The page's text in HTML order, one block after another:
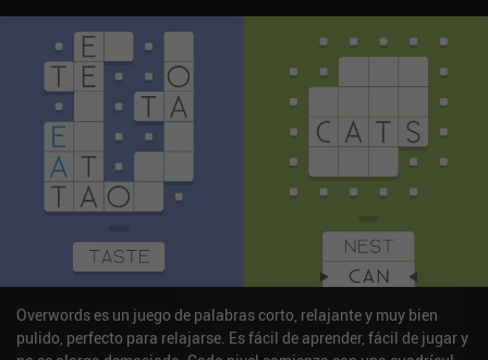
Overwords es un juego de palabras corto, relajante y muy bien
pulido, perfecto para relajarse. Es fácil de aprender, fácil de jugar y